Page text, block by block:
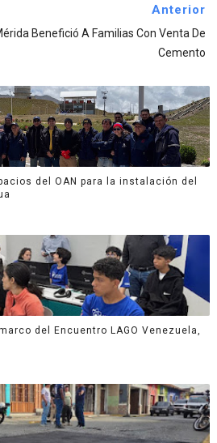
Anterior
Benefició A Familias Con Venta De
Cemento
del OAN para la instalación del
del Encuentro LAGO Venezuela,